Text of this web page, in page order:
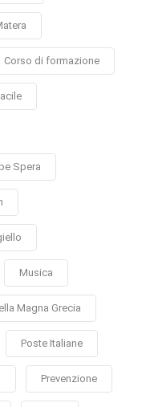
Corso di formazione
Spera
Musica
Magna Grecia
Poste Italiane
Prevenzione